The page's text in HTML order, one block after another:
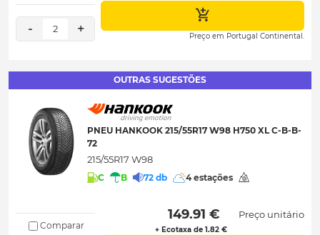
- 2 + Preço em Portugal Continental.
OUTRAS SUGESTÕES
PNEU HANKOOK 215/55R17 W98 H750 XL C-B-B-
72
215/55R17 W98
C B 72 db 4 estações
Comparar
149.91 €
+ Ecotaxa de 1.82 €
Preço unitário